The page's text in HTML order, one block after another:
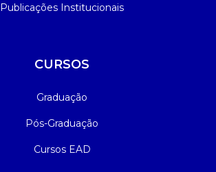
Publicações Institucionais
CURSOS
Graduação
Pós-Graduação
Cursos EAD